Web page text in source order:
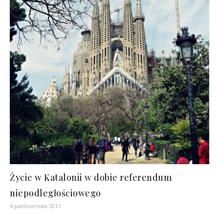
Życie w Katalonii w dobie referendum
niepodległościowego
4 października 2017